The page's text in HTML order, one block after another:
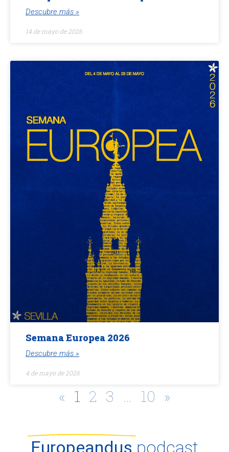
Descubre más »
14 de mayo de 2026
Semana Europea 2026
Descubre más »
4 de mayo de 2026
« 1 2 3 … 10 »
Europeandus podcast